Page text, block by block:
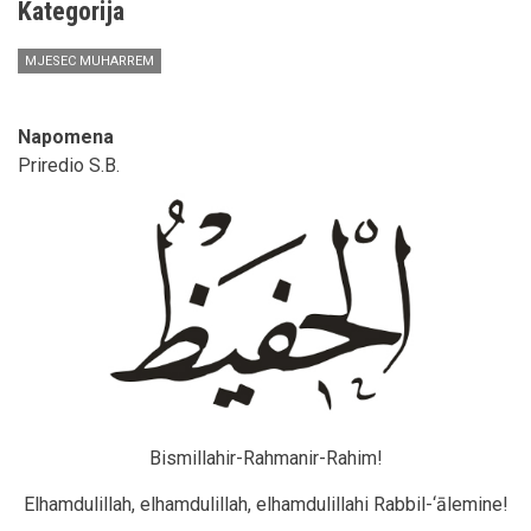
Kategorija
MJESEC MUHARREM
Napomena
Priredio S.B.
Bismillahir-Rahmanir-Rahim!
Elhamdulillah, elhamdulillah, elhamdulillahi Rabbil-‘ālemine!